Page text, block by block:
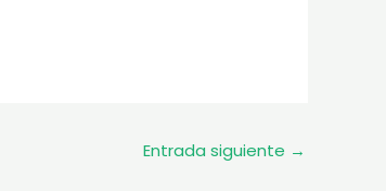
Entrada siguiente →